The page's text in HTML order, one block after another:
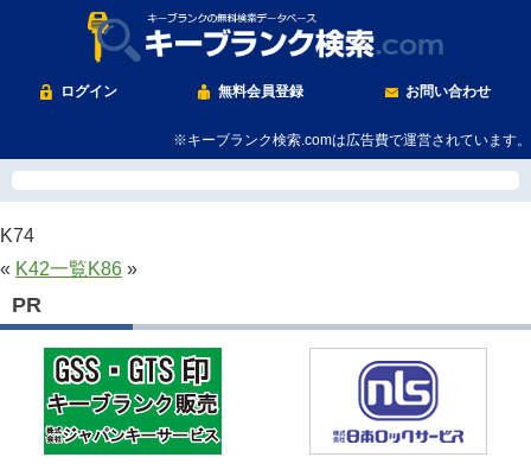
ログイン 無料会員登録 お問い合わせ
※キーブランク検索.comは広告費で運営されています。
K74
« K42一覧K86 »
PR